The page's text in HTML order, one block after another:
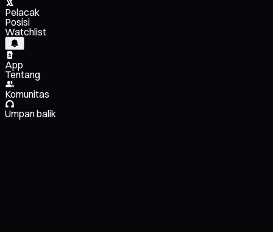
Pelacak
Posisi
Watchlist
App
Tentang
Komunitas
Umpan balik